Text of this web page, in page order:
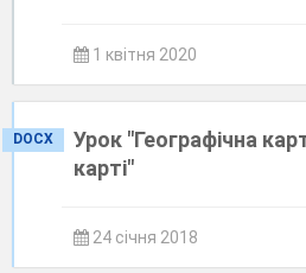
1 квітня 2020
DOCX
Урок "Географічна
карті"
24 січня 2018